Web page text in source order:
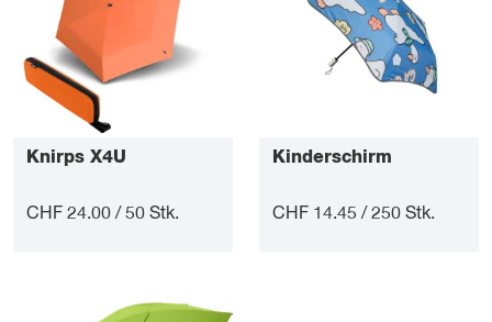
Knirps X4U
CHF 24.00 / 50 Stk.
Kinderschirm
CHF 14.45 / 250 Stk.